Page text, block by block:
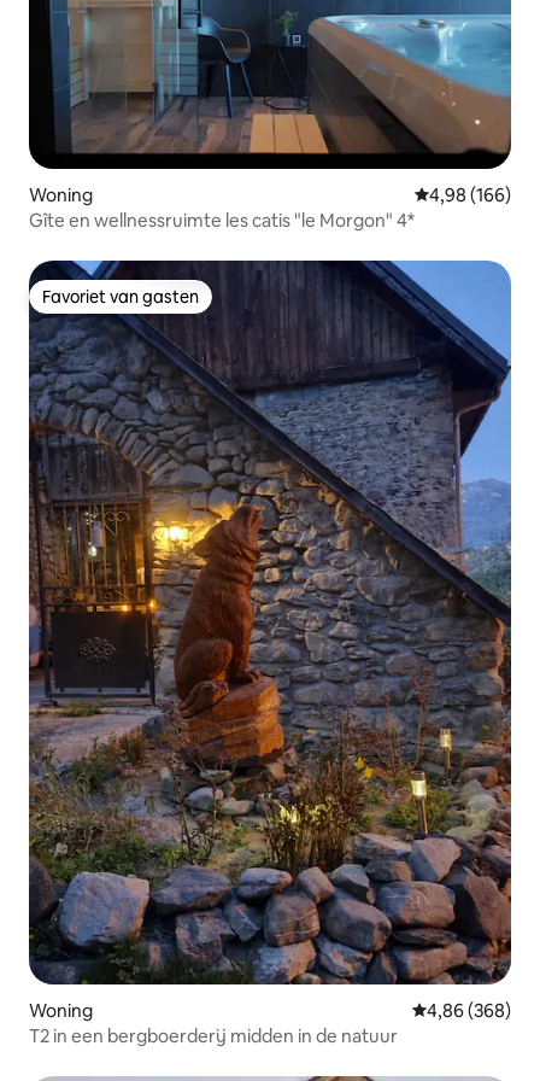
Woning Gemiddelde
4,98 (166)
Gîte en wellnessruimte les catis "le Morgon" 4*
Favoriet van gasten
Favoriet van gasten
Woning Gemiddelde
4,86 (368)
T2 in een bergboerderij midden in de natuur